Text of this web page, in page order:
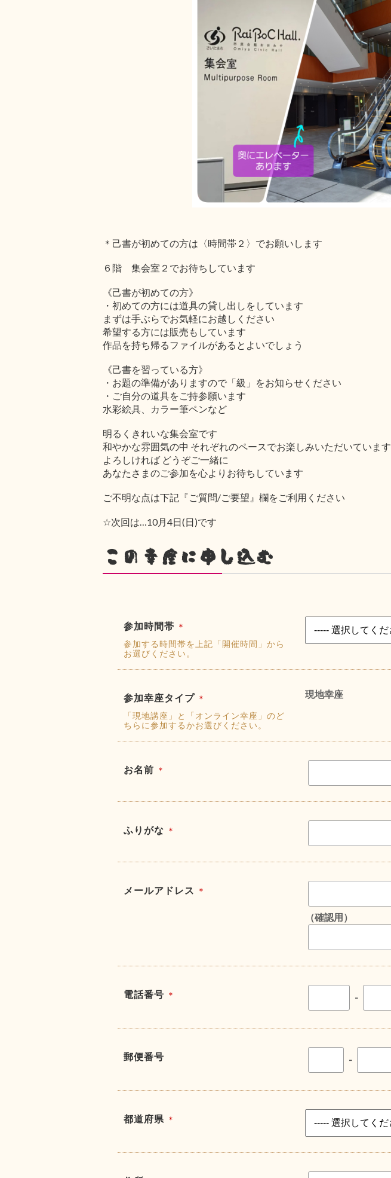
＊己書が初めての方は〈時間帯２〉でお願いします
６階 集会室２でお待ちしています
《己書が初めての方》
・初めての方には道具の貸し出しをしています
まずは手ぶらでお気軽にお越しください
希望する方には販売もしています
作品を持ち帰るファイルがあるとよいでしょう
《己書を習っている方》
・お題の準備がありますので「級」をお知らせください
・ご自分の道具をご持参願います
水彩絵具、カラー筆ペンなど
明るくきれいな集会室です
和やかな雰囲気の中 それぞれのペースでお楽しみいただいています
よろしければ どうぞご一緒に
あなたさまのご参加を心よりお待ちしています
ご不明な点は下記『ご質問/ご要望』欄をご利用ください
☆次回は…10月4日(日)です
この幸座に申し込む
参加時間帯 ＊
参加する時間帯を上記「開催時間」から
お選びください。
参加幸座タイプ ＊
「現地講座」と「オンライン幸座」のど
ちらに参加するかお選びください。
現地幸座
お名前 ＊
ふりがな ＊
メールアドレス ＊
（確認用）
電話番号 ＊ -
郵便番号 -
都道府県 ＊